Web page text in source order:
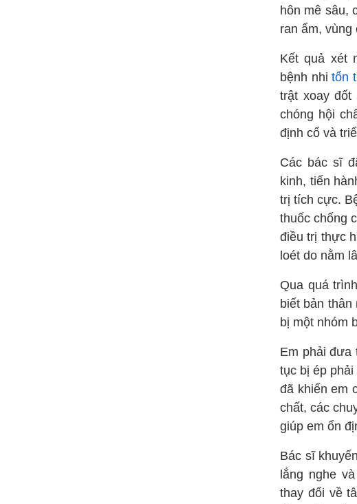
hôn mê sâu,
ran ẩm, vùng
Kết quả xét
bệnh nhitổn
trật xoay đốt
chóng hội
định cổ và
Các bác sĩ
kinh, tiến
trị tích cực.
thuốc chống
điều trị thực
loét do nằm
Qua quá
biết bản
bị một nhóm
Em phải đưa
tục bị ép
đã khiến em
chất, các
giúp em ổn
Bác sĩ
lắng nghe
thay đổi về